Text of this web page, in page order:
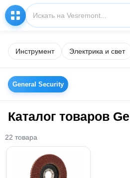
Инструмент Электрика и свет
General Security
Каталог товаров
22 товара